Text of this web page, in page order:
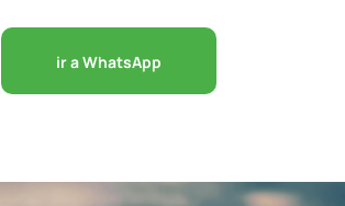
ir a WhatsApp